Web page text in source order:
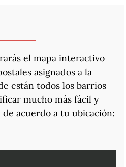
el mapa interactivo
asignados a la
están todos los barrios
mucho más fácil y
acuerdo a tu ubicación: